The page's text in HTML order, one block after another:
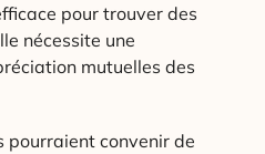
pour trouver des
nécessite une
mutuelles des
pourraient convenir de